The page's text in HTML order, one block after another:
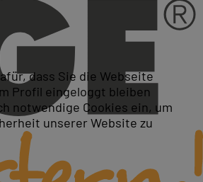
dass Sie die Webseite
Profil eingeloggt bleiben
notwendige Cookies ein, um
unserer Website zu